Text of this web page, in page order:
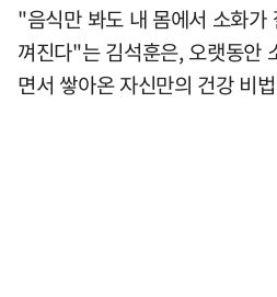
"음식만 봐도 내 몸에서 소화가
껴진다"는 김석훈은, 오랫동안
면서 쌓아온 자신만의 건강 비